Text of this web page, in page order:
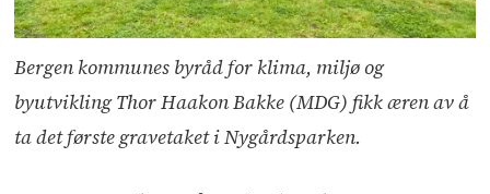
Bergen kommunes byråd for klima, miljø og
byutvikling Thor Haakon Bakke (MDG) fikk æren av å
ta det første gravetaket i Nygårdsparken.